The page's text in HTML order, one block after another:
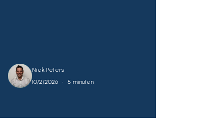
Niek Peters
10/2/2026
• 5 minuten